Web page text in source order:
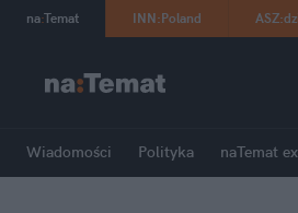
na:Temat INN:Poland ASZ:
Wiadomości Polityka naTemat